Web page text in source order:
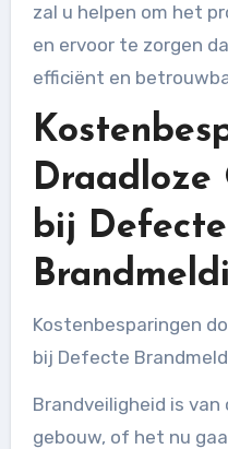
zal u helpen om het
en ervoor te zorgen
efficiënt en
Draadloze
bij Defecte
Kostenbesparingen
bij Defecte
Brandveiligheid is van
gebouw, of het nu